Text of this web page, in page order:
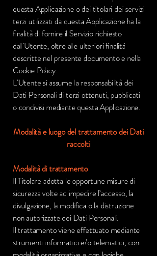
questa Applicazione o dei titolari dei servizi
terzi utilizzati da questa Applicazione ha la
finalità di fornire il Servizio richiesto
dall'Utente, oltre alle ulteriori finalità
descritte nel presente documento e nella
Cookie Policy.
L'Utente si assume la responsabilità dei
Dati Personali di terzi ottenuti, pubblicati
o condivisi mediante questa Applicazione.
Modalità e luogo del trattamento dei Dati
raccolti
Modalità di trattamento
Il Titolare adotta le opportune misure di
sicurezza volte ad impedire l’accesso, la
divulgazione, la modifica o la distruzione
non autorizzate dei Dati Personali.
Il trattamento viene effettuato mediante
strumenti informatici e/o telematici, con